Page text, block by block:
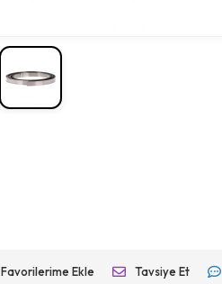
Favorilerime Ekle Tavsiye Et